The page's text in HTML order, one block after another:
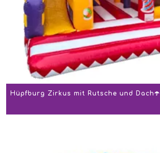
Hüpfburg Zirkus mit Rutsche und Dach☂️